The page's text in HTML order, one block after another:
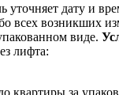
уточняет дату и
возникших
виде.
лифта:
квартиры за